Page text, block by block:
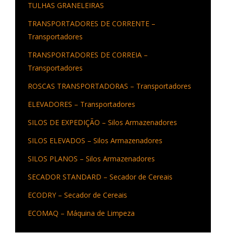
TULHAS GRANELEIRAS
TRANSPORTADORES DE CORRENTE –
Transportadores
TRANSPORTADORES DE CORREIA –
Transportadores
ROSCAS TRANSPORTADORAS – Transportadores
ELEVADORES – Transportadores
SILOS DE EXPEDIÇÃO – Silos Armazenadores
SILOS ELEVADOS – Silos Armazenadores
SILOS PLANOS – Silos Armazenadores
SECADOR STANDARD – Secador de Cereais
ECODRY – Secador de Cereais
ECOMAQ – Máquina de Limpeza